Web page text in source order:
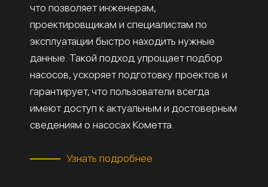
что позволяет инженерам,
проектировщикам и специалистам по
эксплуатации быстро находить нужные
данные. Такой подход упрощает подбор
насосов, ускоряет подготовку проектов и
гарантирует, что пользователи всегда
имеют доступ к актуальным и достоверным
сведениям о насосах Кометта.
Узнать подробнее